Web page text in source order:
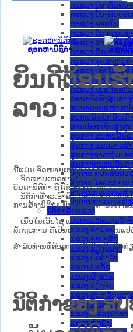
ກະຊວງ ປ້ອງກັນຄວ
ກະຊວງ ປ້ອງກັນປະເ
ກະຊວງ ພາຍໃນ
ກະຊວງ ວັດທະນະທ
ກະຊວງ ສາທາລະນ
ກະຊວງ ສຶກສາທິກາ
ກະຊວງ ອຸດສາຫະກ
ກະຊວງ ເຕັກໂນໂລ
ກະຊວງ ແຮງງານ
ກະຊວງ ໂຍທາທິກາ
ຄະນະຈັດຕັ້ງສູນກາ
ທະນາຄານແຫ່ງ ສປ
ສະຫະພັນນັກຮົບເກົ່
ສານປະຊາຊົນສູງສຸດ
ສູນກາງ ສະຫະພັນແ
ສູນກາງ ແນວລາວສ້
ສູນກາງຊາວໜຸ່ມປະ
ສູນກາງສະຫະພັນກ
ອົງການ ກວດສອບແ
ອົງການ ໄອຍະການ
ອົງການກວດກາແຫ່
ອົງການກາແດງແຫ່ງ
ນິຕິກໍາຂັ້ນແຂວງ
ນະ​ຄອນ​ຫລວງວຽງ
ແຂວງ ຄໍາມ່ວນ
ແຂວງ ຈໍາປາສັກ
ແຂວງ ຊຽງຂວາງ
ແຂວງ ບໍລິຄໍາໄຊ
ແຂວງ ບໍ່ແກ້ວ
ແຂວງ ຜົ້ງສາລີ
ແຂວງ ວຽງຈັນ
ແຂວງ ສະຫວັນນະເ
ແຂວງ ສາລະວັນ
ແຂວງ ຫລວງນໍ້າທາ
ແຂວງ ຫົວພັນ
ຊອກຫານິຕິກໍາ ຮ່າງນິ
ຍິນດີຕ້ອນຮັ
ລາວ
ນີ້ແມ່ນ ຈົດໝາຍເຫດທາງລັດຖະການ ຂ
ຈົດໝາຍເຫດທາງລັດຖະການ ແມ່ນ​ເອ​
ບັນ​ດາ​ນິ​ຕິ​ກຳ ທີ່ໄດ້ປະກາດໃຊ້ແລ້ວ ຫຼື
ນິ​ຕິ​ກຳ​ທີ່​ຈະ​ເອົາ​ລົງ​ໃນ​ຈົດ​ໝາຍ​ເຫດ​
ການ​ສ້າງ​ນິ​ຕິ​ກຳ ຍົກ​ເວັ້ນ​ບັນ​ດານິ​ຕິ​ກຳ​ຂັ້
ເນື້ອໃນ​ເວັບ​ໄຊ​ ແລະ ການແນະນໍາຂັ້
ລັດຖະການ ທີ່ເປັນພາສາອັງກິດແມ່ນແປ
ສໍາລັບທ່ານທີ່ຕ້ອງການເຂົ້າໃຈເພີ່ມຕື່ມ
ນິຕິກຳຂອງ ສ